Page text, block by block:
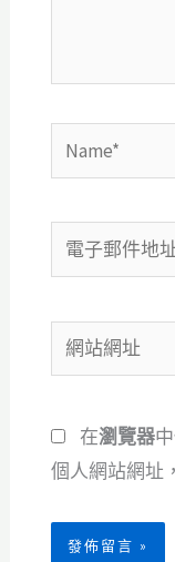
Name*
電
子
件
地
*
網
站
址
在瀏覽器
個人網站網址